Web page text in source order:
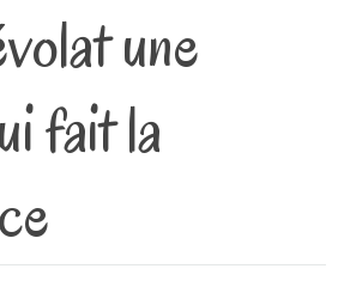
une
fait la